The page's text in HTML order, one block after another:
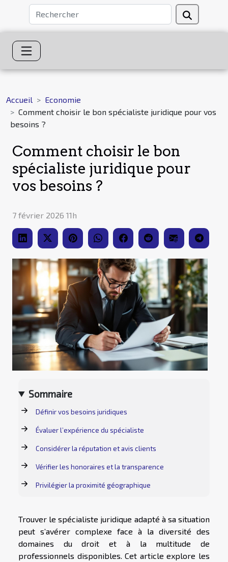
Accueil
Economie
Comment choisir le bon spécialiste juridique pour vos
besoins ?
Comment choisir le bon
spécialiste juridique pour
vos besoins ?
7 février 2026 11h
Sommaire
Définir vos besoins juridiques
Évaluer l’expérience du spécialiste
Considérer la réputation et avis clients
Vérifier les honoraires et la transparence
Privilégier la proximité géographique
Trouver le spécialiste juridique adapté à sa situation
peut s’avérer complexe face à la diversité des
domaines du droit et à la multitude de
professionnels disponibles. Cet article explore les